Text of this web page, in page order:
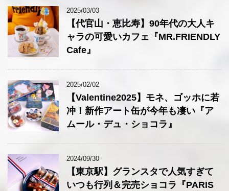
2025/03/03
【代官山・恵比寿】90年代の大人キ
ャラの可愛いカフェ『MR.FRIENDLY
Cafe』
2025/02/02
【Valentine2025】モネ、ゴッホに若
冲！新作アート缶が今年も凄い『ア
ムール・デュ・ショコラ』
2024/09/30
【東京駅】グランスタで人気すぎて
いつも行列＆完売ショコラ『PARIS